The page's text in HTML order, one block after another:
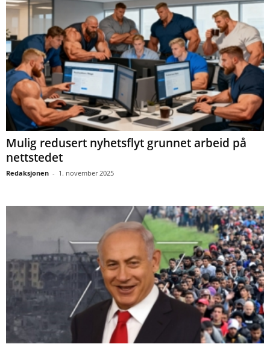
Mulig redusert nyhetsflyt grunnet arbeid på
nettstedet
Redaksjonen - 1. november 2025